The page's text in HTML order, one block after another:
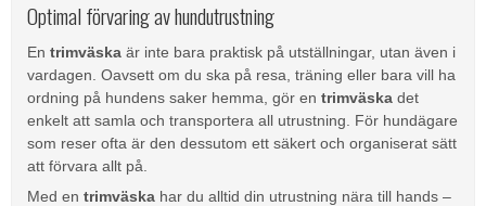
Optimal förvaring av hundutrustning
En trimväska är inte bara praktisk på utställningar, utan även i
vardagen. Oavsett om du ska på resa, träning eller bara vill ha
ordning på hundens saker hemma, gör en trimväska det
enkelt att samla och transportera all utrustning. För hundägare
som reser ofta är den dessutom ett säkert och organiserat sätt
att förvara allt på.
Med en trimväska har du alltid din utrustning nära till hands –